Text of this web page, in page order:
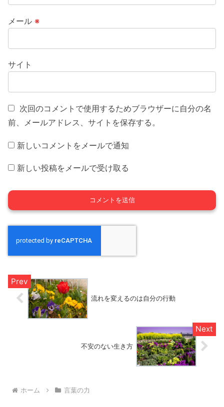
メール ※
サイト
次回のコメントで使用するためブラウザーに自分の名
前、メールアドレス、サイトを保存する。
新しいコメントをメールで通知
新しい投稿をメールで受け取る
流れを変えるのは自分の行動
不安のない生き方
ホーム 言葉の力